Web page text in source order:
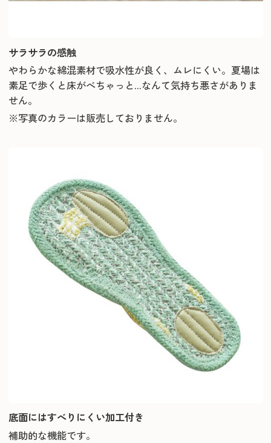
サラサラの感触
やわらかな綿混素材で吸水性が良く、ムレにくい。夏場は
素足で歩くと床がべちゃっと...なんて気持ち悪さがありま
せん。
※写真のカラーは販売しておりません。
底面にはすべりにくい加工付き
補助的な機能です。